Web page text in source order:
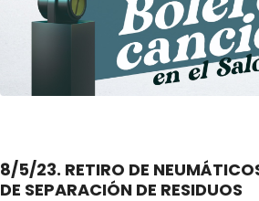
8/5/23. RETIRO DE NEUMÁTICOS DE LA PLANTA
DE SEPARACIÓN DE RESIDUOS